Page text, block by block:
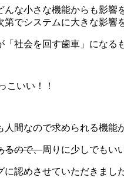
な小さな機能からも影響
でシステムに大きな影響
社会を回す歯車」になる
こいい！！
人間なので求められる機
るので、周りに少しでもい
認めさせていただきました